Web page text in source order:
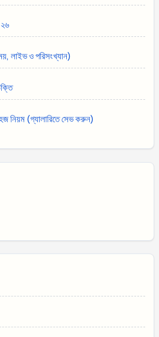
লাইভ ও পরিসংখ্যান)
নিয়ম (গ্যালারিতে সেভ করুন)